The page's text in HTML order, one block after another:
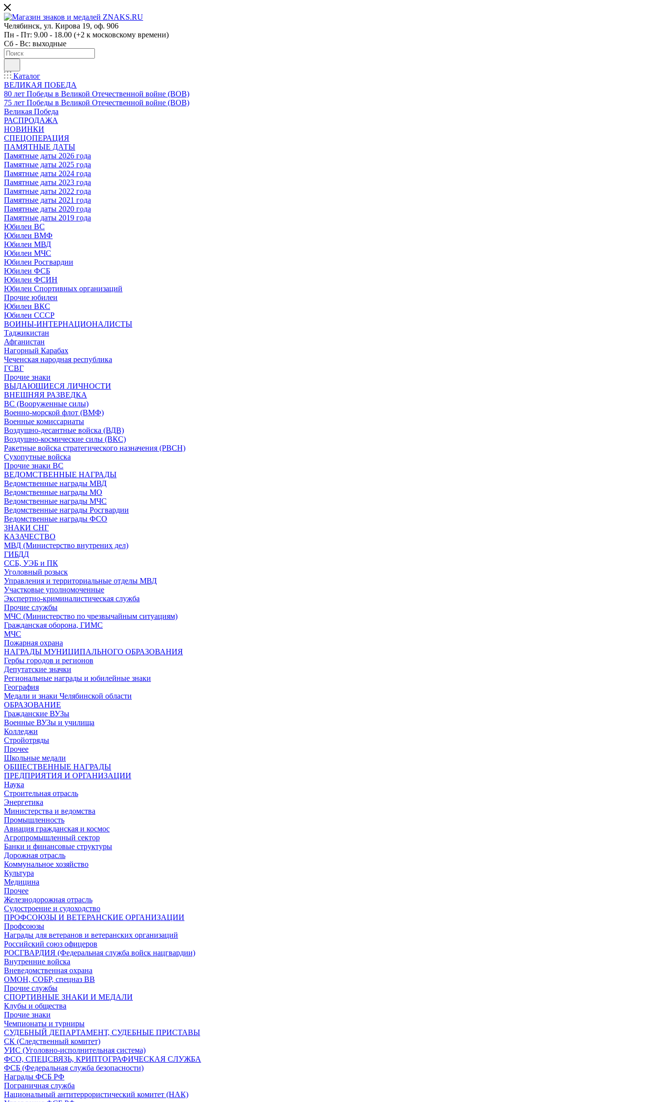
Челябинск, ул. Кирова 19, оф. 906
Пн - Пт: 9.00 - 18.00 (+2 к московскому времени)
Сб - Вс: выходные
Каталог
ВЕЛИКАЯ ПОБЕДА
80 лет Победы в Великой Отечественной войне (ВОВ)
75 лет Победы в Великой Отечественной войне (ВОВ)
Великая Победа
РАСПРОДАЖА
НОВИНКИ
СПЕЦОПЕРАЦИЯ
ПАМЯТНЫЕ ДАТЫ
Памятные даты 2026 года
Памятные даты 2025 года
Памятные даты 2024 года
Памятные даты 2023 года
Памятные даты 2022 года
Памятные даты 2021 года
Памятные даты 2020 года
Памятные даты 2019 года
Юбилеи ВС
Юбилеи ВМФ
Юбилеи МВД
Юбилеи МЧС
Юбилеи Росгвардии
Юбилеи ФСБ
Юбилеи ФСИН
Юбилеи Спортивных организаций
Прочие юбилеи
Юбилеи ВКС
Юбилеи СССР
ВОИНЫ-ИНТЕРНАЦИОНАЛИСТЫ
Таджикистан
Афганистан
Нагорный Карабах
Чеченская народная республика
ГСВГ
Прочие знаки
ВЫДАЮЩИЕСЯ ЛИЧНОСТИ
ВНЕШНЯЯ РАЗВЕДКА
ВС (Вооруженные силы)
Военно-морской флот (ВМФ)
Военные комиссариаты
Воздушно-десантные войска (ВДВ)
Воздушно-космические силы (ВКС)
Ракетные войска стратегического назначения (РВСН)
Сухопутные войска
Прочие знаки ВС
ВЕДОМСТВЕННЫЕ НАГРАДЫ
Ведомственные награды МВД
Ведомственные награды МО
Ведомственные награды МЧС
Ведомственные награды Росгвардии
Ведомственные награды ФСО
ЗНАКИ СНГ
КАЗАЧЕСТВО
МВД (Министерство внутрених дел)
ГИБДД
ССБ, УЭБ и ПК
Уголовный розыск
Управления и территориальные отделы МВД
Участковые уполномоченные
Экспертно-криминалистическая служба
Прочие службы
МЧС (Министерство по чрезвычайным ситуациям)
Гражданская оборона, ГИМС
МЧС
Пожарная охрана
НАГРАДЫ МУНИЦИПАЛЬНОГО ОБРАЗОВАНИЯ
Гербы городов и регионов
Депутатские значки
Региональные награды и юбилейные знаки
География
Медали и знаки Челябинской области
ОБРАЗОВАНИЕ
Гражданские ВУЗы
Военные ВУЗы и училища
Колледжи
Стройотряды
Прочее
Школьные медали
ОБЩЕСТВЕННЫЕ НАГРАДЫ
ПРЕДПРИЯТИЯ И ОРГАНИЗАЦИИ
Наука
Строительная отрасль
Энергетика
Министерства и ведомства
Промышленность
Авиация гражданская и космос
Агропромышленный сектор
Банки и финансовые структуры
Дорожная отрасль
Коммунальное хозяйство
Культура
Медицина
Прочее
Железнодорожная отрасль
Судостроение и судоходство
ПРОФСОЮЗЫ И ВЕТЕРАНСКИЕ ОРГАНИЗАЦИИ
Профсоюзы
Награды для ветеранов и ветеранских организаций
Российский союз офицеров
РОСГВАРДИЯ (Федеральная служба войск нацгвардии)
Внутренние войска
Вневедомственная охрана
ОМОН, СОБР, спецназ ВВ
Прочие службы
СПОРТИВНЫЕ ЗНАКИ И МЕДАЛИ
Клубы и общества
Прочие знаки
Чемпионаты и турниры
СУДЕБНЫЙ ДЕПАРТАМЕНТ, СУДЕБНЫЕ ПРИСТАВЫ
СК (Следственный комитет)
УИС (Уголовно-исполнительная система)
ФСО, СПЕЦСВЯЗЬ, КРИПТОГРАФИЧЕСКАЯ СЛУЖБА
ФСБ (Федеральная служба безопасности)
Награды ФСБ РФ
Пограничная служба
Национальный антитеррористический комитет (НАК)